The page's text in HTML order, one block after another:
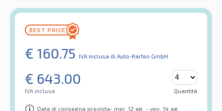
€ 160.75 IVA inclusa di Auto-Raifen GmbH
€ 643.00
IVA inclusa Quantità
Data di consegna prevista- mer. 12 ag. - ven. 14 ag.